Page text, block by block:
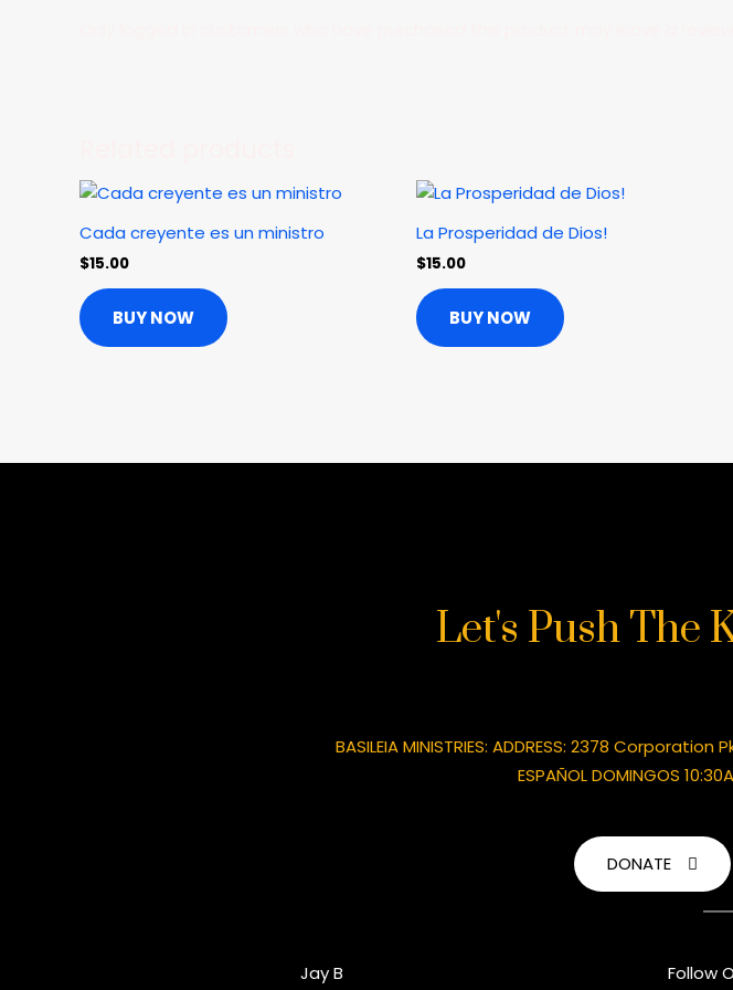
Cada creyente es un ministro
$15.00
BUY NOW
La Prosperidad de Dios!
$15.00
BUY NOW
Let's Push The
BASILEIA MINISTRIES: ADDRESS: 2378
ESPAÑOL DOMINGOS
DONATE
Jay B Follow